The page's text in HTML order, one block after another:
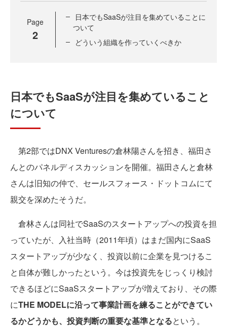
Page
2
日本でもSaaSが注目を集めていることに
ついて
どういう組織を作っていくべきか
日本でもSaaSが注目を集めていること
について
第2部ではDNX Venturesの倉林陽さんを招き、福田さ
んとのパネルディスカッションを開催。福田さんと倉林
さんは旧知の仲で、セールスフォース・ドットコムにて
親交を深めたそうだ。
倉林さんは同社でSaaSのスタートアップへの投資を担
っていたが、入社当時（2011年頃）はまだ国内にSaaS
スタートアップが少なく、投資以前に企業を見つけるこ
と自体が難しかったという。今は投資先をじっくり検討
できるほどにSaaSスタートアップが増えており、その際
にTHE MODELに沿って事業計画を練ることができてい
るかどうかも、投資判断の重要な基準となるという。